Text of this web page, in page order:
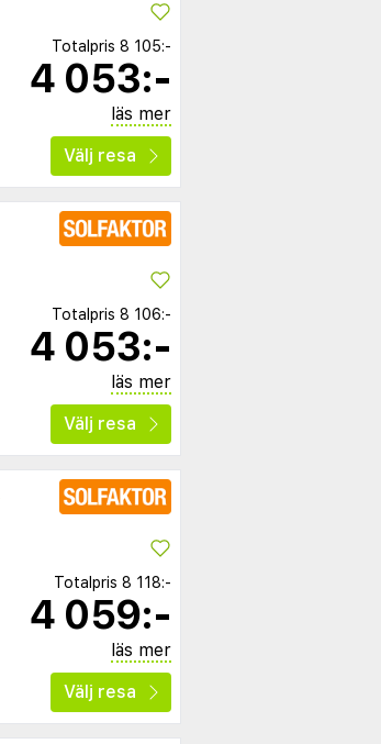
Totalpris 8 105:-
4 053:-
läs mer
Välj resa
Totalpris 8 106:-
4 053:-
läs mer
Välj resa
Totalpris 8 118:-
4 059:-
läs mer
Välj resa